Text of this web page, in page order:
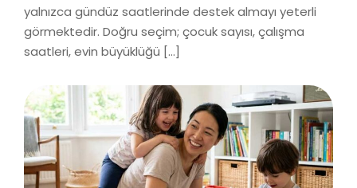
yalnızca gündüz saatlerinde destek almayı yeterli
görmektedir. Doğru seçim; çocuk sayısı, çalışma
saatleri, evin büyüklüğü […]